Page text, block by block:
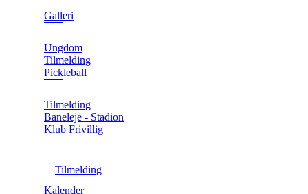
Galleri
Ungdom
Tilmelding
Pickleball
Tilmelding
Baneleje - Stadion
Klub Frivillig
Tilmelding
Kalender